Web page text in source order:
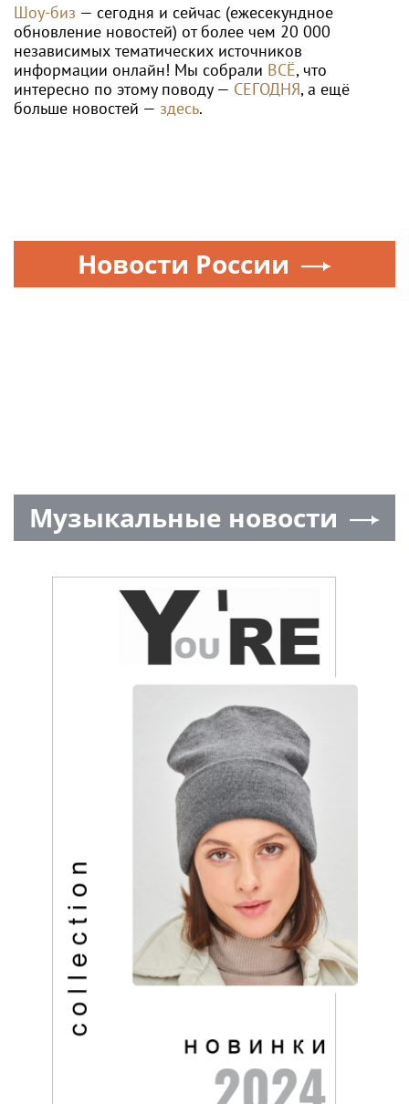
Шоу-биз — сегодня и сейчас (ежесекундное
обновление новостей) от более чем 20 000
независимых тематических источников
информации онлайн! Мы собрали ВСЁ, что
интересно по этому поводу — СЕГОДНЯ, а ещё
больше новостей — здесь.
Новости России
Музыкальные новости